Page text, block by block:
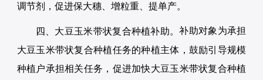
调节剂，促进保大穗、增粒重、提单产。
四、大豆玉米带状复合种植补助。补助对象为承担
大豆玉米带状复合种植任务的种植主体，鼓励引导规模
种植户承担相关任务，促进加快大豆玉米带状复合种植